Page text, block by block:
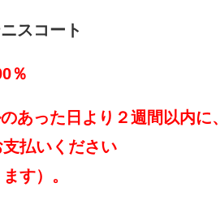
スコート
％
あった日より２週間以内に、
支払いください
）。